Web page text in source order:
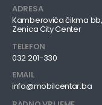
ADRESA
Kamberovića čikma
Zenica City Center
TELEFON
032 201-330
EMAIL
info@mobilcentar.ba